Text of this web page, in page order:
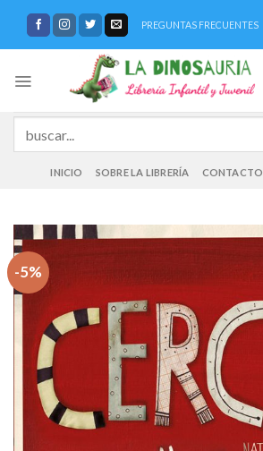
contenido
PREGUNTAS FRECUENTES
INICIO SOBRE LA LIBRERÍA CONTACTO
-5%